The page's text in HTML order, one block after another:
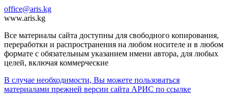
office@aris.kg
www.aris.kg
Все материалы сайта доступны для свободного копирования,
переработки и распространения на любом носителе и в любом
формате с обязательным указанием имени автора, для любых
целей, включая коммерческие
В случае необходимости, Вы можете пользоваться
материалами прежней версии сайта АРИС по ссылке